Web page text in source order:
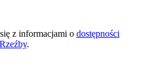
z informacjami o dostępności
.